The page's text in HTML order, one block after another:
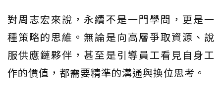
對周志宏來說，永續不是一門學問，更是一
種策略的思維。無論是向高層爭取資源、說
服供應鏈夥伴，甚至是引導員工看見自身工
作的價值，都需要精準的溝通與換位思考。